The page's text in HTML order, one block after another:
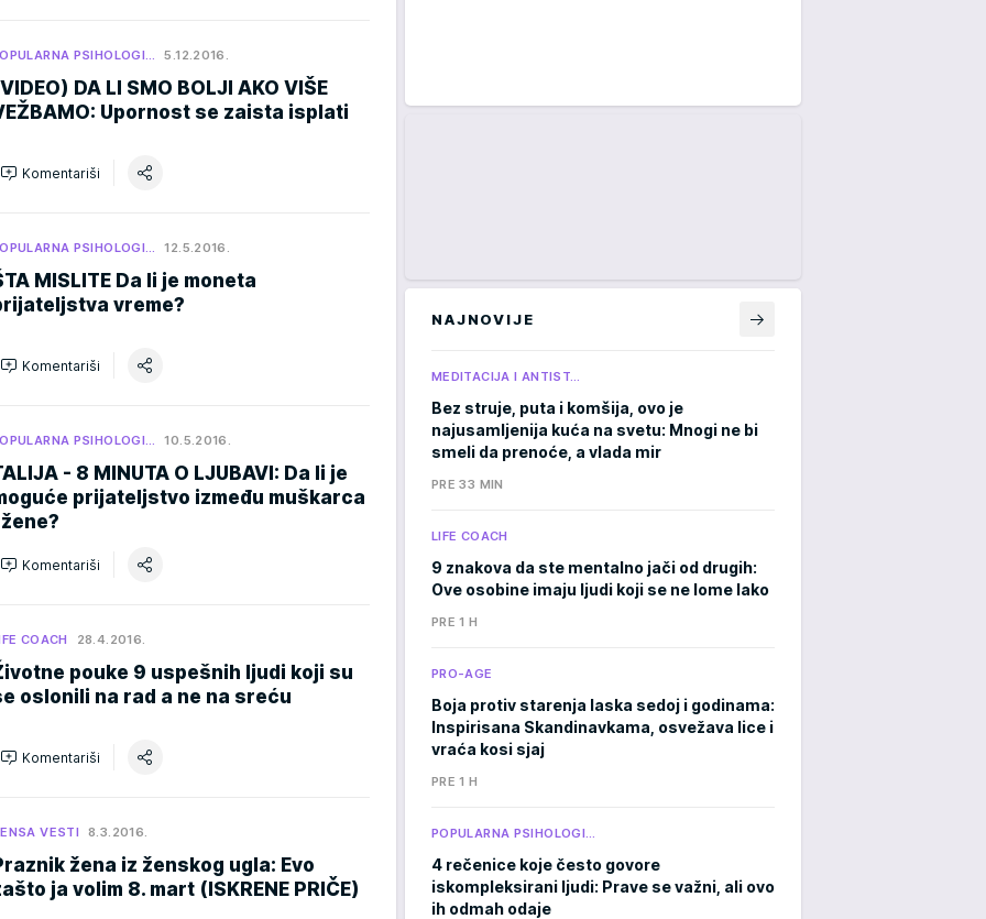
PSIHOLOGI… 5.12.2016.
DA LI SMO BOLJI AKO VIŠE
Upornost se zaista isplati
Komentariši
PSIHOLOGI… 12.5.2016.
MISLITE Da li je moneta
vreme?
Komentariši
PSIHOLOGI… 10.5.2016.
- 8 MINUTA O LJUBAVI: Da li je
prijateljstvo između muškarca
Komentariši
COACH 28.4.2016.
pouke 9 uspešnih ljudi koji su
oslonili na rad a ne na sreću
Komentariši
VESTI 8.3.2016.
žena iz ženskog ugla: Evo
ja volim 8. mart (ISKRENE PRIČE)
NAJNOVIJE
MEDITACIJA I ANTIST…
Bez struje, puta i komšija, ovo je
najusamljenija kuća na svetu: Mnogi ne bi
smeli da prenoće, a vlada mir
PRE 33 MIN
LIFE COACH
9 znakova da ste mentalno jači od drugih:
Ove osobine imaju ljudi koji se ne lome lako
PRE 1 H
PRO-AGE
Boja protiv starenja laska sedoj i godinama:
Inspirisana Skandinavkama, osvežava lice i
vraća kosi sjaj
PRE 1 H
POPULARNA PSIHOLOGI…
4 rečenice koje često govore
iskompleksirani ljudi: Prave se važni, ali ovo
ih odmah odaje